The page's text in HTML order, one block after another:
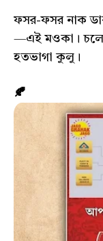
ফসর-ফসর নাক
—এই মওকা।
হতভাগা কুলু।
🍂